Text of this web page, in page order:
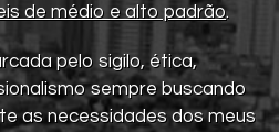
de médio e alto padrão.
pelo sigilo, ética,
sempre buscando
as necessidades dos meus